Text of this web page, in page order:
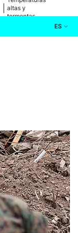
altas y
tormentas
ES